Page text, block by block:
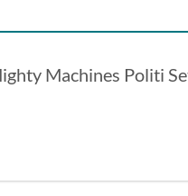
Machines Politi